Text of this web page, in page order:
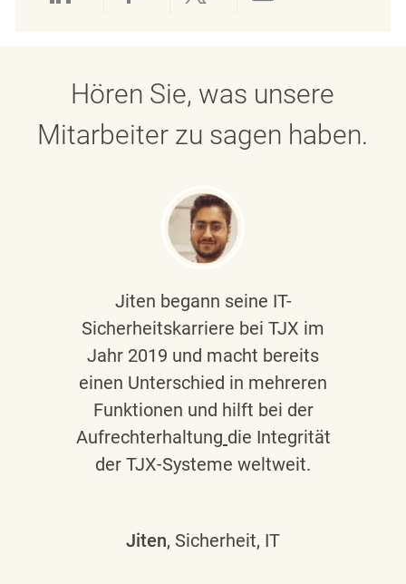
Über LinkedIn teilen
Über Facebook teilen
Über Twitter teilen
Hören Sie, was unsere
Mitarbeiter zu sagen haben.
Jiten begann seine IT-
Sicherheitskarriere bei TJX im
Jahr 2019 und macht bereits
einen Unterschied in mehreren
Funktionen und hilft bei der
Aufrechterhaltung die Integrität
der TJX-Systeme weltweit.
Jiten, Sicherheit, IT